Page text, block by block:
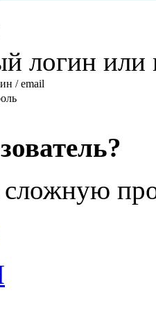
логин или
/ email